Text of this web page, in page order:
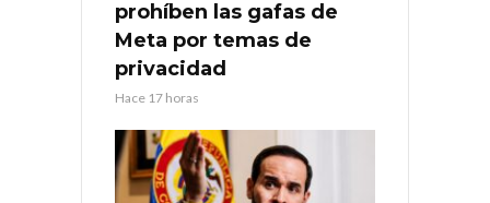
prohíben las gafas de
Meta por temas de
privacidad
Hace 17 horas